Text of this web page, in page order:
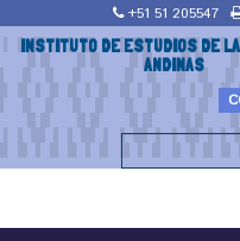
+51 51 205547
INSTITUTO DE ESTUDIOS DE
ANDINAS